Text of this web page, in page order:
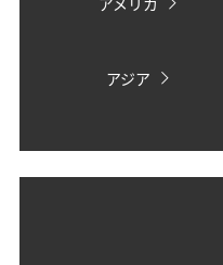
アジア